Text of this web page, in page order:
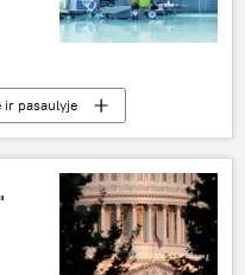
pasaulyje
JAV
COVID-19